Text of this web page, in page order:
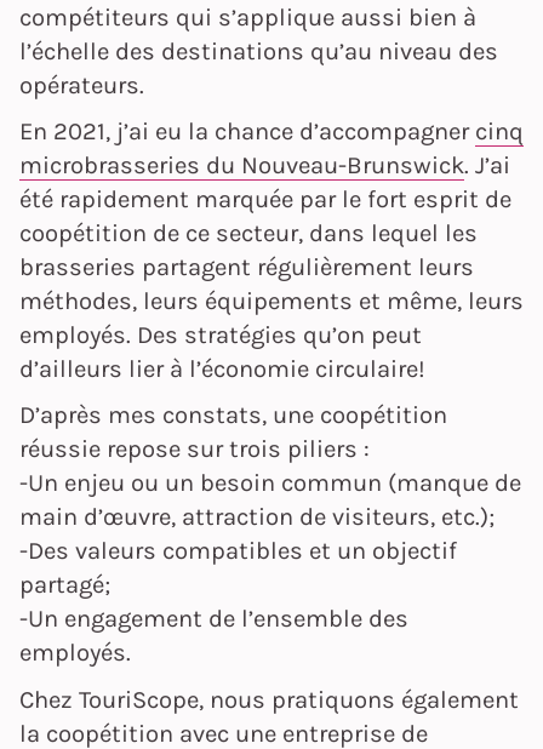
compétiteurs qui s’applique aussi bien à
l’échelle des destinations qu’au niveau des
opérateurs.
En 2021, j’ai eu la chance d’accompagner cinq
microbrasseries du Nouveau-Brunswick. J’ai
été rapidement marquée par le fort esprit de
coopétition de ce secteur, dans lequel les
brasseries partagent régulièrement leurs
méthodes, leurs équipements et même, leurs
employés. Des stratégies qu’on peut
d’ailleurs lier à l’économie circulaire!
D’après mes constats, une coopétition
réussie repose sur trois piliers :
-Un enjeu ou un besoin commun (manque de
main d’œuvre, attraction de visiteurs, etc.);
-Des valeurs compatibles et un objectif
partagé;
-Un engagement de l’ensemble des
employés.
Chez TouriScope, nous pratiquons également
la coopétition avec une entreprise de